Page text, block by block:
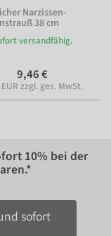
Narzissen-
38 cm
versandfähig.
9,46 €
zzgl. ges. MwSt.
10% bei der
sofort